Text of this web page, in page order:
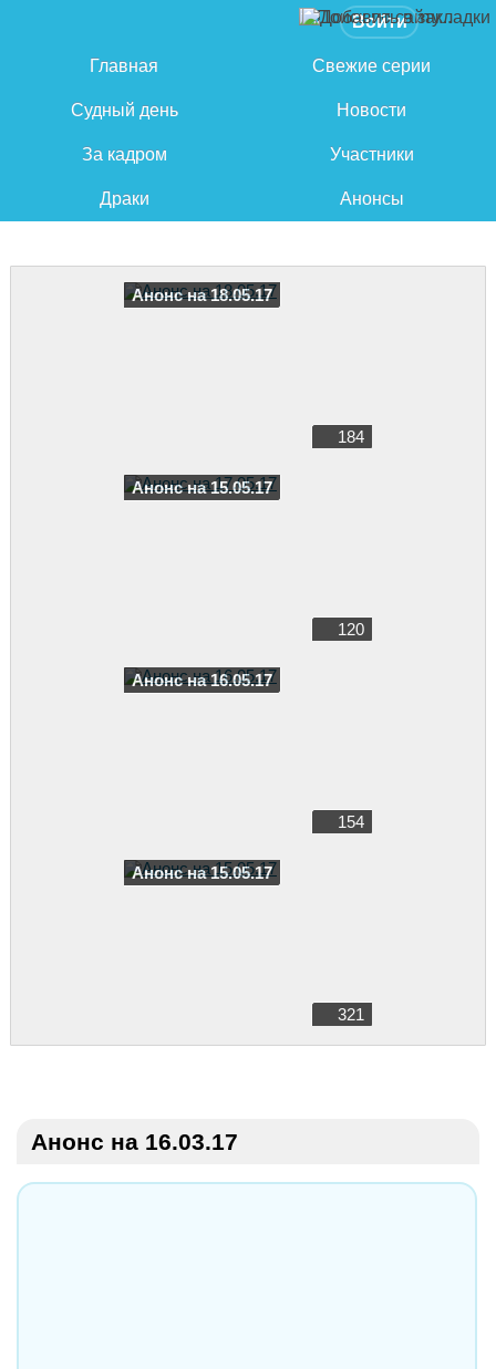
Войти
Главная Свежие серии
Судный день Новости
За кадром Участники
Драки Анонсы
Анонс на 18.05.17
184
Анонс на 15.05.17
120
Анонс на 16.05.17
154
Анонс на 15.05.17
321
Анонс на 16.03.17